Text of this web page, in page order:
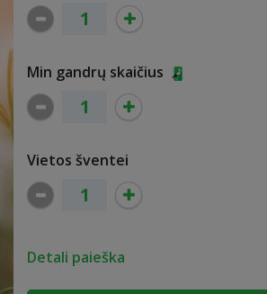
Min gandrų skaičius
Vietos šventei
Detali paieška